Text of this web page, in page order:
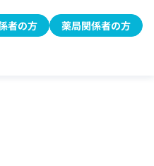
者の方 薬局関係者の方